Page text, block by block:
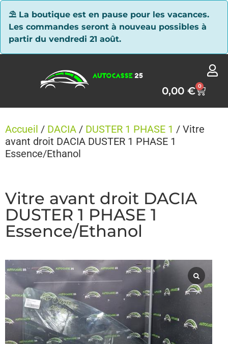
⛱ La boutique est en pause pour les vacances.
Les commandes seront à nouveau possibles à
partir du vendredi 21 août.
0,00€ 0
Accueil / DACIA / DUSTER 1 PHASE 1 / Vitre
avant droit DACIA DUSTER 1 PHASE 1
Essence/Ethanol
Vitre avant droit DACIA
DUSTER 1 PHASE 1
Essence/Ethanol
Panneau de gestion des cookies